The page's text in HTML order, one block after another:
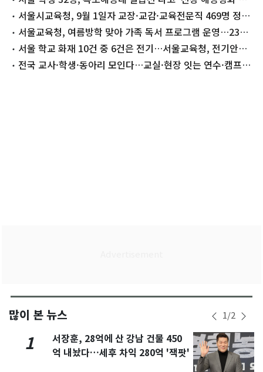
프' 참석
서울시교육청, 9월 1일자 교장·교감·교육전문직 469명 정기
인사서울교육청, 여름방학 맞아 가족 독서 프로그램 운영…23개
도서관 참여
서울 학교 화재 10건 중 6건은 전기…서울교육청, 전기안전
특별점검
전국 교사·학생·동아리 모인다…교실·현장 잇는 연수·캠프
많이 본 뉴스 1/2
1
서장훈, 28억에 산 강남 건물 450
억 내놨다…세후 차익 280억 '잭팟'